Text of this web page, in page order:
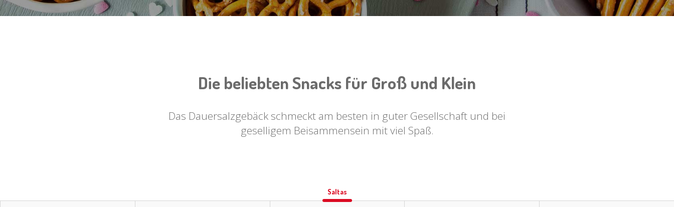
Die beliebten Snacks für Groß und Klein
Das Dauersalzgebäck schmeckt am besten in guter Gesellschaft und bei
geselligem Beisammensein mit viel Spaß.
Saltas